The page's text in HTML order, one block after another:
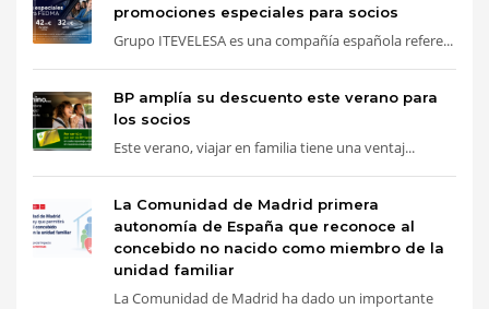
promociones especiales para socios
Grupo ITEVELESA es una compañía española refere...
BP amplía su descuento este verano para
los socios
Este verano, viajar en familia tiene una ventaj...
La Comunidad de Madrid primera
autonomía de España que reconoce al
concebido no nacido como miembro de la
unidad familiar
La Comunidad de Madrid ha dado un importante